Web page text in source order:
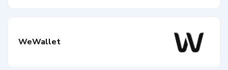
WeWallet